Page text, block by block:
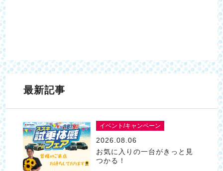
最新記事
イベント/キャンペーン
2026.08.06
お気に入りの一台がきっと見
つかる！